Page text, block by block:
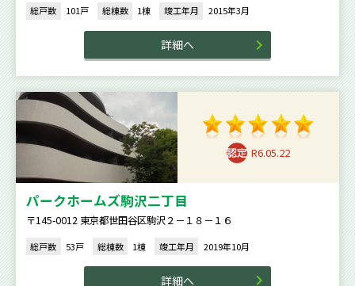
総戸数 101戸 総棟数 1棟 竣工年月 2015年3月
詳細へ
R6.05.22
パークホームズ駒沢二丁目
〒145-0012 東京都世田谷区駒沢２－１８－１６
総戸数 53戸 総棟数 1棟 竣工年月 2019年10月
詳細へ